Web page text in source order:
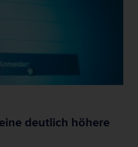
deutlich höhere